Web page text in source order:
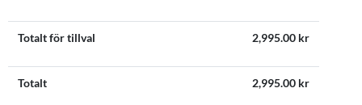
Totalt för tillval 2,995.00 kr
Totalt 2,995.00 kr